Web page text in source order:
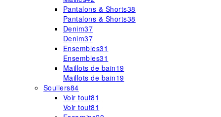
Pantalons & Shorts38
Pantalons & Shorts38
Denim37
Denim37
Ensembles31
Ensembles31
Maillots de bain19
Maillots de bain19
Souliers84
Voir tout81
Voir tout81